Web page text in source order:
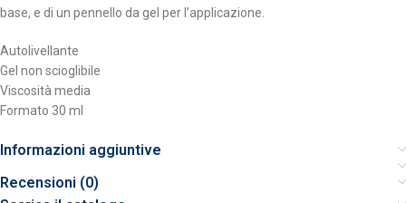
base, e di un pennello da gel per l’applicazione.
Autolivellante
Gel non scioglibile
Viscosità media
Formato 30 ml
Informazioni aggiuntive
Recensioni (0)